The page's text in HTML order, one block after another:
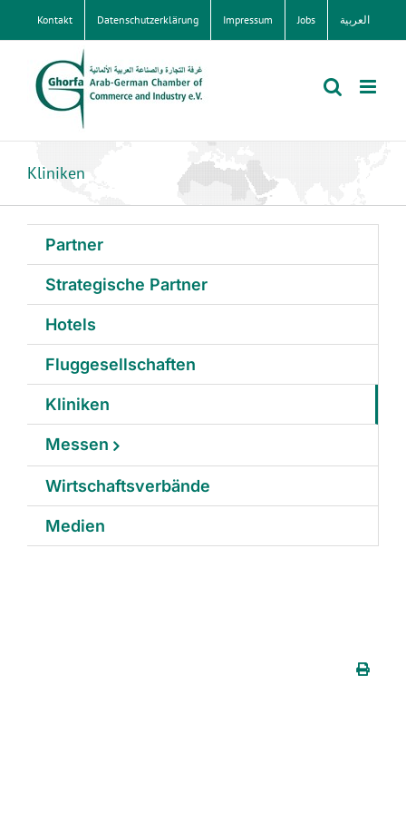
Kontakt Datenschutzerklärung Impressum Jobs العربية
Kliniken
Partner
Strategische Partner
Hotels
Fluggesellschaften
Kliniken
Messen
Wirtschaftsverbände
Medien